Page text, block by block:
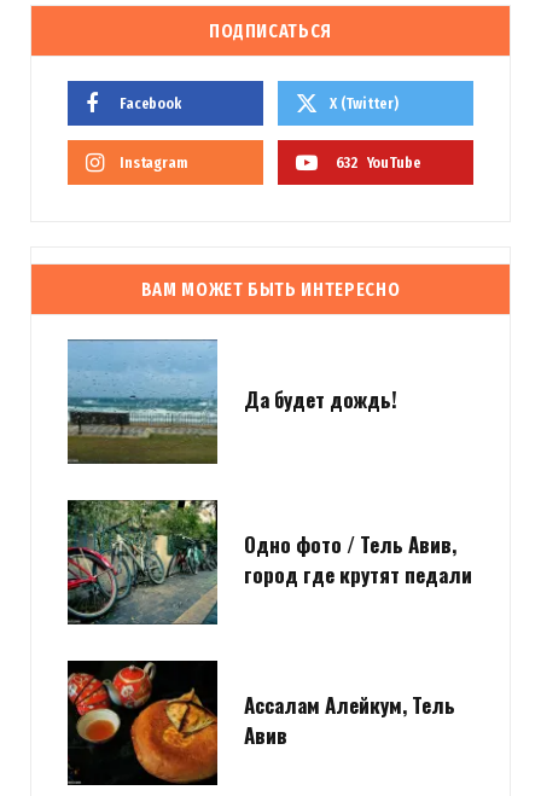
ПОДПИСАТЬСЯ
Facebook X (Twitter)
Instagram 632 YouTube
ВАМ МОЖЕТ БЫТЬ ИНТЕРЕСНО
Да будет дождь!
Одно фото / Тель Авив,
город где крутят педали
Ассалам Алейкум, Тель
Авив